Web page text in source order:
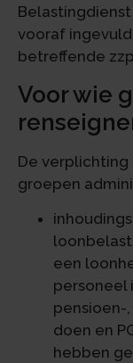
vooraf
betreffende
Voor wie
De
groepen
een
personeel
pensioen-
doen en
hebben